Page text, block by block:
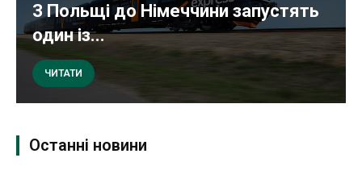
З Польщі до Німеччини запустять
один із...
ЧИТАТИ
Останні новини